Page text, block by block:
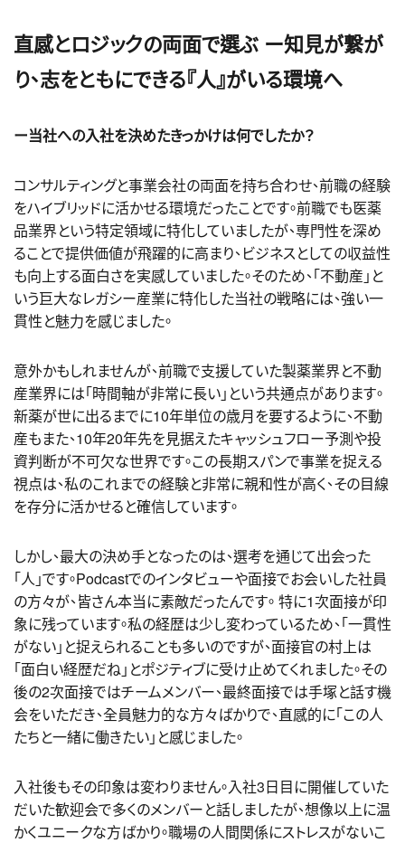
直感とロジックの両面で選ぶ ー知見が繋が
り、志をともにできる『人』がいる環境へ
ー当社への入社を決めたきっかけは何でしたか？
コンサルティングと事業会社の両面を持ち合わせ、前職の経験
をハイブリッドに活かせる環境だったことです。前職でも医薬
品業界という特定領域に特化していましたが、専門性を深め
ることで提供価値が飛躍的に高まり、ビジネスとしての収益性
も向上する面白さを実感していました。そのため、「不動産」と
いう巨大なレガシー産業に特化した当社の戦略には、強い一
貫性と魅力を感じました。
意外かもしれませんが、前職で支援していた製薬業界と不動
産業界には「時間軸が非常に長い」という共通点があります。
新薬が世に出るまでに10年単位の歳月を要するように、不動
産もまた、10年20年先を見据えたキャッシュフロー予測や投
資判断が不可欠な世界です。この長期スパンで事業を捉える
視点は、私のこれまでの経験と非常に親和性が高く、その目線
を存分に活かせると確信しています。
しかし、最大の決め手となったのは、選考を通じて出会った
「人」です。Podcastでのインタビューや面接でお会いした社員
の方々が、皆さん本当に素敵だったんです。 特に1次面接が印
象に残っています。私の経歴は少し変わっているため、「一貫性
がない」と捉えられることも多いのですが、面接官の村上は
「面白い経歴だね」とポジティブに受け止めてくれました。その
後の2次面接ではチームメンバー、最終面接では手塚と話す機
会をいただき、全員魅力的な方々ばかりで、直感的に「この人
たちと一緒に働きたい」と感じました。
入社後もその印象は変わりません。入社3日目に開催していた
だいた歓迎会で多くのメンバーと話しましたが、想像以上に温
かくユニークな方ばかり。職場の人間関係にストレスがないこ